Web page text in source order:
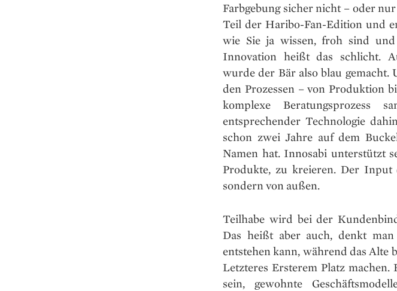
Farbgebung sicher nicht – oder
Teil der Haribo-Fan-Edition und
wie Sie ja wissen, froh sind
Innovation heißt das schlicht.
wurde der Bär also blau gemacht.
den Prozessen – von Produktion
komplexe Beratungsprozess
entsprechender Technologie
schon zwei Jahre auf dem
Namen hat. Innosabi unterstützt
Produkte, zu kreieren. Der
sondern von außen.
Teilhabe wird bei der
Das heißt aber auch, denkt
entstehen kann, während das Alte
Letzteres Ersterem Platz
sein, gewohnte